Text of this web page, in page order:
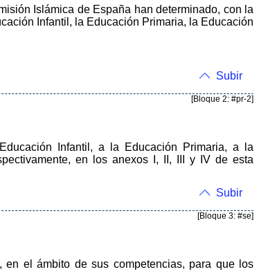
Islámica de España han determinado, con la
Infantil, la Educación Primaria, la Educación
Subir
[Bloque 2: #pr-2]
Infantil, a la Educación Primaria, a la
en los anexos I, II, III y IV de esta
Subir
[Bloque 3: #se]
en el ámbito de sus competencias, para que los